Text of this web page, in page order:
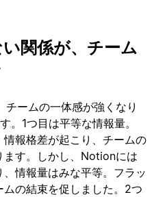
関係が、チーム
ームの一体感が強くなり
。1つ目は平等な情報量。
報格差が起こり、チームの
ます。しかし、Notionには
情報量はみな平等。フラッ
ムの結束を促しました。2つ